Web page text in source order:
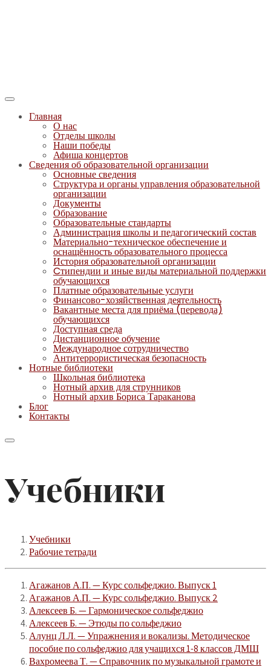
Главная
О нас
Отделы школы
Наши победы
Афиша концертов
Сведения об образовательной организации
Основные сведения
Структура и органы управления образовательной
организации
Документы
Образование
Образовательные стандарты
Администрация школы и педагогический состав
Материально-техническое обеспечение и
оснащённость образовательного процесса
История образовательной организации
Cтипендии и иные виды материальной поддержки
обучающихся
Платные образовательные услуги
Финансово-хозяйственная деятельность
Вакантные места для приёма (перевода)
обучающихся
Доступная среда
Дистанционное обучение
Международное сотрудничество
Антитеррористическая безопасность
Нотные библиотеки
Школьная библиотека
Нотный архив для струнников
Нотный архив Бориса Тараканова
Блог
Контакты
Учебники
Учебники
Рабочие тетради
Агажанов А.П. — Курс сольфеджио. Выпуск 1
Агажанов А.П. — Курс сольфеджио. Выпуск 2
Алексеев Б. — Гармоническое сольфеджио
Алексеев Б. — Этюды по сольфеджио
Алунц Л.Л. — Упражнения и вокализы. Методическое
пособие по сольфеджио для учащихся 1-8 классов ДМШ
Вахромеева Т. — Справочник по музыкальной грамоте и